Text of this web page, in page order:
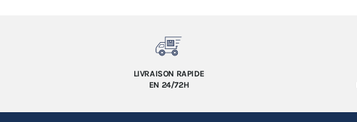
LIVRAISON RAPIDE
EN 24/72H